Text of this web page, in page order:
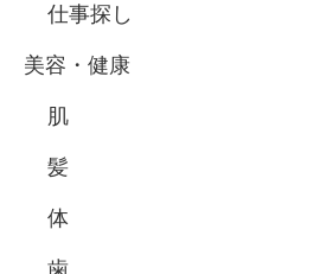
仕事探し
美容・健康
肌
髪
体